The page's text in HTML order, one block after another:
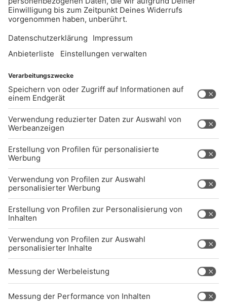
UNTERNEHMEN
Kontakt
Jobs
Sendeempfang
Über uns
BARRIEREFREIHEIT: WIR ARBEITEN DERZEIT
AKTIV DARAN, UNSERE WEBSITE
BARRIEREFREI ZU GESTALTEN - GEMÄSS D
EN ANFORDERUNGEN DES B
ARRIEREFREIHEITSSTÄRKUNGSGESETZES. W
ENN SIE AUF BARRIEREN STOSSEN ODER UN
NTAKTIEREN SIE UNS GERNE.